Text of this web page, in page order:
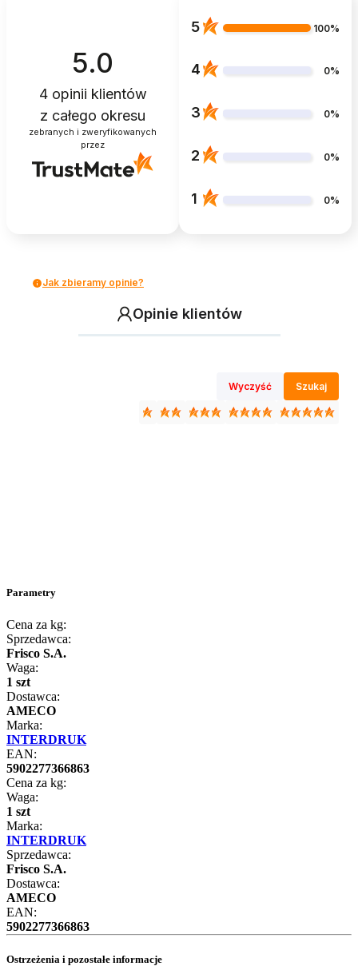
5.0
4opinii klientów
z całego okresu
zebranych i zweryfikowanych
przez
5 100%
4 0%
3 0%
2 0%
1 0%
Jak zbieramy opinie?
Opinie klientów
Wyczyść Szukaj
Parametry
Cena za kg:
Sprzedawca:
Frisco S.A.
Waga:
1 szt
Dostawca:
AMECO
Marka:
INTERDRUK
EAN:
5902277366863
Cena za kg:
Waga:
1 szt
Marka:
INTERDRUK
Sprzedawca:
Frisco S.A.
Dostawca:
AMECO
EAN:
5902277366863
Ostrzeżenia i pozostałe informacje